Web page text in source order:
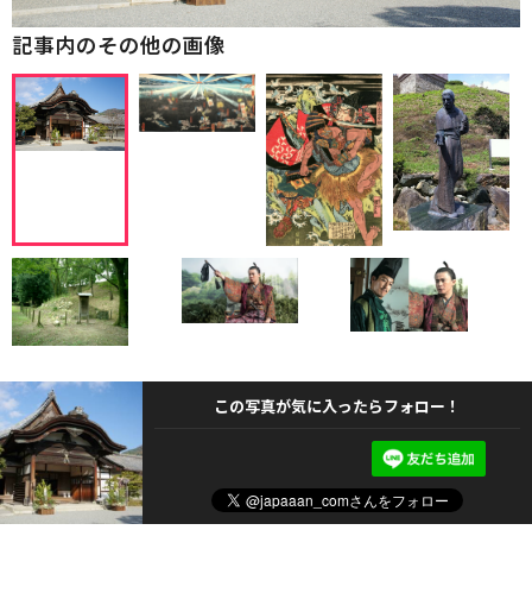
記事内のその他の画像
この写真が気に入ったらフォロー！